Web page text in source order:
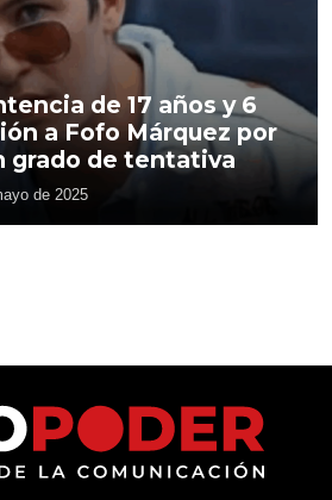
de 17 años y 6
a Fofo Márquez por
grado de tentativa
de 2025